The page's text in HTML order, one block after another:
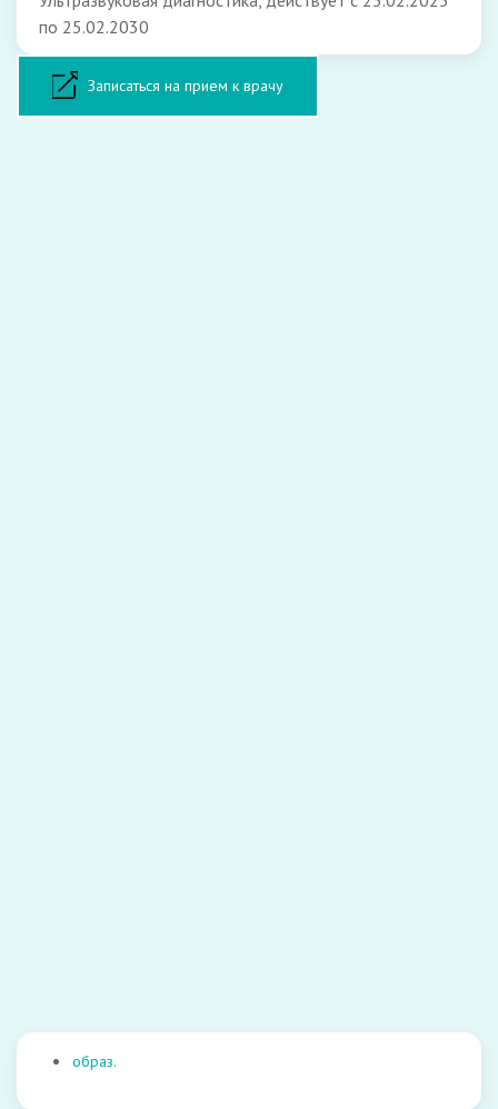
по 25.02.2030
Записаться на прием к врачу
Форма записи на прием
образ.